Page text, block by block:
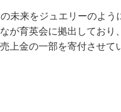
未来をジュエリーのよ
が育英会に拠出してお
上金の一部を寄付させて